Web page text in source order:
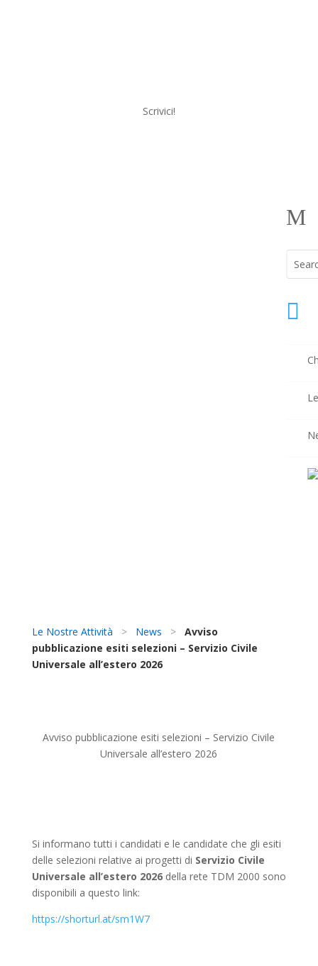
Scrivici!
M

Le Nostre Attività > News >
Avviso
pubblicazione esiti selezioni – Servizio Civile
Universale all’estero 2026
Avviso pubblicazione esiti selezioni – Servizio Civile
Universale all’estero 2026
Si informano tutti i candidati e le candidate che gli esiti
delle selezioni relative ai progetti di Servizio Civile
Universale all’estero 2026della rete TDM 2000 sono
disponibili a questo link:
https://shorturl.at/sm1W7